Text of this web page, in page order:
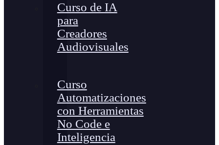
Curso de IA
para
Creadores
Audiovisuales
Curso
Automatizaciones
con Herramientas
No Code e
Inteligencia